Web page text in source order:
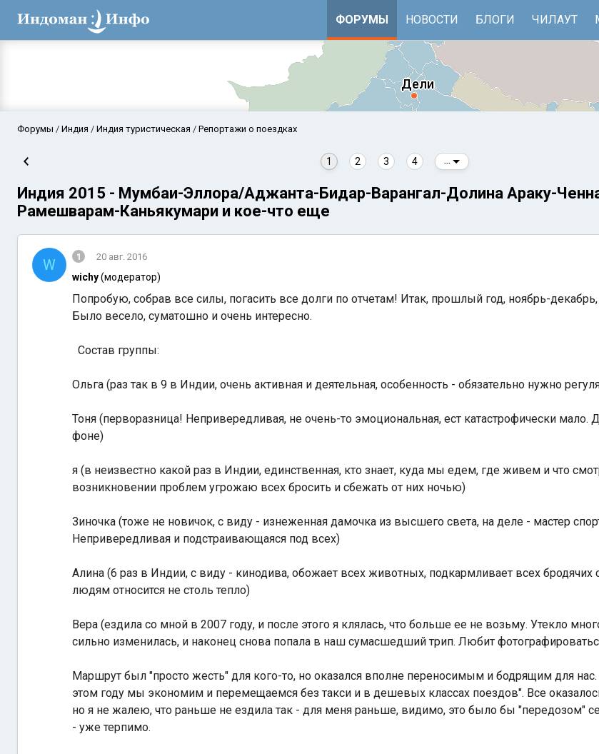
ФОРУМЫ НОВОСТИ БЛОГИ ЧИЛАУТ
Индийский океан
Форумы Индия Индия туристическая Репортажи о поездках
1 2 3 4
Индия 2015 - Мумбаи-Эллора/Аджанта-Бидар-Варангал-Долина Араку-
Рамешварам-Каньякумари и кое-что еще
W 1 20 авг. 2016
wichy(модератор)
Попробую, собрав все силы, погасить все долги по отчетам! Итак, прошлый год, ноябрь-
Было весело, суматошно и очень интересно.
Состав группы:
Ольга (раз так в 9 в Индии, очень активная и деятельная, особенность - обязательно нужно
Тоня (перворазница! Непривередливая, не очень-то эмоциональная, ест катастрофически
фоне)
я (в неизвестно какой раз в Индии, единственная, кто знает, куда мы едем, где живем и что
возникновении проблем угрожаю всех бросить и сбежать от них ночью)
Зиночка (тоже не новичок, с виду - изнеженная дамочка из высшего света, на деле - мастер
Непривередливая и подстраивающаяся под всех)
Алина (6 раз в Индии, с виду - кинодива, обожает всех животных, подкармливает всех бродячих
людям относится не столь тепло)
Вера (ездила со мной в 2007 году, и после этого я клялась, что больше ее не возьму. Утекло
сильно изменилась, и наконец снова попала в наш сумасшедший трип. Любит
Маршрут был "просто жесть" для кого-то, но оказался вполне переносимым и бодрящим для
этом году мы экономим и перемещаемся без такси и в дешевых классах поездов". Все
но я не жалею, что раньше не ездила так - для меня раньше, видимо, это было бы "передозом"
- уже терпимо.